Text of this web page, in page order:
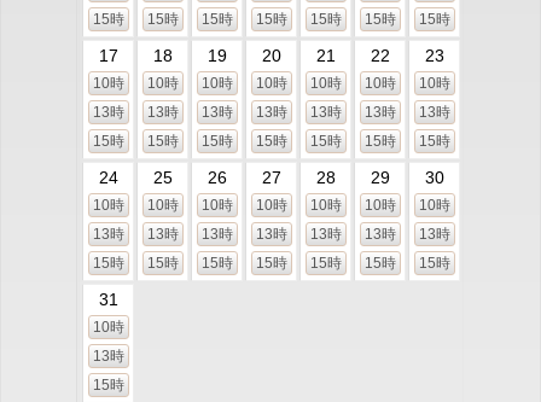
15時
15時
15時
15時
15時
15時
15時
17
10時
13時
15時
18
10時
13時
15時
19
10時
13時
15時
20
10時
13時
15時
21
10時
13時
15時
22
10時
13時
15時
23
10時
13時
15時
24
10時
13時
15時
25
10時
13時
15時
26
10時
13時
15時
27
10時
13時
15時
28
10時
13時
15時
29
10時
13時
15時
30
10時
13時
15時
31
10時
13時
15時